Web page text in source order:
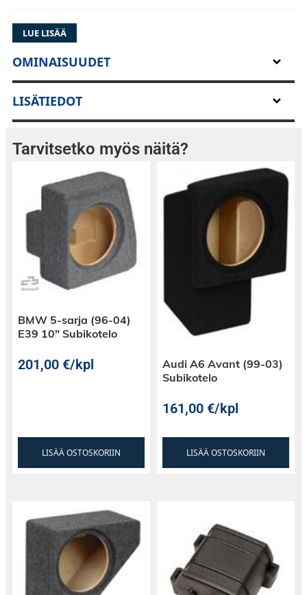
LUE LISÄÄ
OMINAISUUDET
LISÄTIEDOT
Tarvitsetko myös näitä?
BMW 5-sarja (96-04)
E39 10″ Subikotelo
201,00€/kpl
LISÄÄ OSTOSKORIIN
Audi A6 Avant (99-03)
Subikotelo
161,00€/kpl
LISÄÄ OSTOSKORIIN